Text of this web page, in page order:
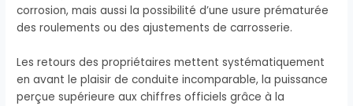
corrosion, mais aussi la possibilité d’une usure prématurée
des roulements ou des ajustements de carrosserie.
Les retours des propriétaires mettent systématiquement
en avant le plaisir de conduite incomparable, la puissance
perçue supérieure aux chiffres officiels grâce à la